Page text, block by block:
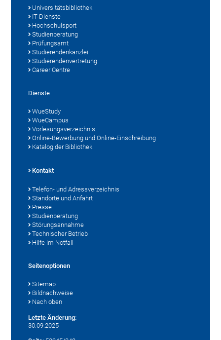
Universitätsbibliothek
IT-Dienste
Hochschulsport
Studienberatung
Prüfungsamt
Studierendenkanzlei
Studierendenvertretung
Career Centre
Dienste
WueStudy
WueCampus
Vorlesungsverzeichnis
Online-Bewerbung und Online-Einschreibung
Katalog der Bibliothek
Kontakt
Telefon- und Adressverzeichnis
Standorte und Anfahrt
Presse
Studienberatung
Störungsannahme
Technischer Betrieb
Hilfe im Notfall
Seitenoptionen
Sitemap
Bildnachweise
Nach oben
Letzte Änderung:
30.09.2025